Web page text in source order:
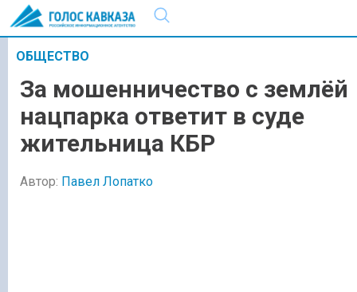
ОБЩЕСТВО
За мошенничество с землёй
нацпарка ответит в суде
жительница КБР
Автор: Павел Лопатко